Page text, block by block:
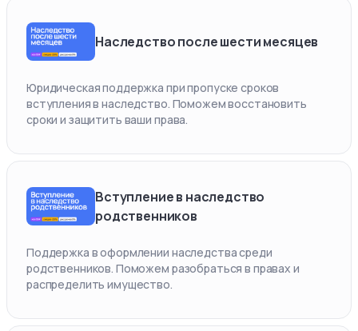
Наследство после шести месяцев
Юридическая поддержка при пропуске сроков
вступления в наследство. Поможем восстановить
сроки и защитить ваши права.
Вступление в наследство
родственников
Поддержка в оформлении наследства среди
родственников. Поможем разобраться в правах и
распределить имущество.